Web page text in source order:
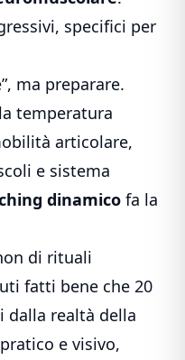
specifici per
ma preparare.
temperatura
articolare,
e sistema
dinamico fa la
di rituali
fatti bene che 20
dalla realtà della
e visivo,